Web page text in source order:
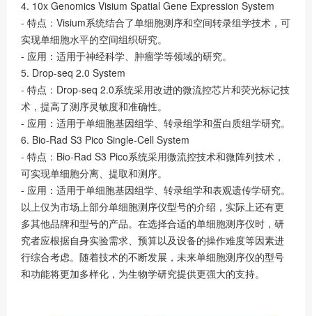
4. 10x Genomics Visium Spatial Gene Expression System
- 特点：Visium系统结合了单细胞测序和空间转录组学技术，可
实现单细胞水平的空间组织研究。
- 应用：适用于神经科学、肿瘤学等领域的研究。
5. Drop-seq 2.0 System
- 特点：Drop-seq 2.0系统采用改进的微流控芯片和荧光标记技
术，提高了测序灵敏度和准确性。
- 应用：适用于单细胞基因组学、转录组学和蛋白质组学研究。
6. Bio-Rad S3 Pico Single-Cell System
- 特点：Bio-Rad S3 Pico系统采用微流控技术和微阵列技术，
可实现单细胞分离、提取和测序。
- 应用：适用于单细胞基因组学、转录组学和表观遗传学研究。
以上仅为市场上部分单细胞测序仪型号的介绍，实际上还有更
多其他品牌和型号的产品。在选择合适的单细胞测序仪时，研
究者应根据自身实验需求、预算以及设备的操作难度等因素进
行综合考虑。随着技术的不断发展，未来单细胞测序仪的型号
和功能将更加多样化，为生物学研究提供更强大的支持。